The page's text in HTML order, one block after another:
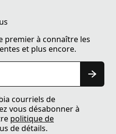
premier à connaître les
et plus encore.
courriels de
vous désabonner à
politique de
de détails.